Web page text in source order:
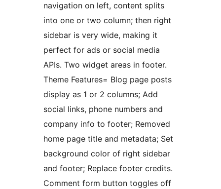
navigation on left, content splits
into one or two column; then right
sidebar is very wide, making it
perfect for ads or social media
APIs. Two widget areas in footer.
Theme Features= Blog page posts
display as 1 or 2 columns; Add
social links, phone numbers and
company info to footer; Removed
home page title and metadata; Set
background color of right sidebar
and footer; Replace footer credits.
Comment form button toggles off